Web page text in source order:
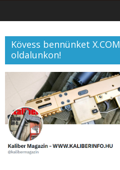
Kövess bennünket X.COM
oldalunkon!